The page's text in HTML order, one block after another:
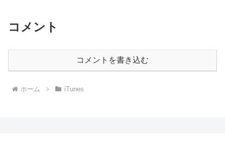
コメント
コメントを書き込む
ホーム iTunes